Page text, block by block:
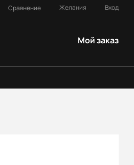
Сравнение Желания Вход
Мой заказ